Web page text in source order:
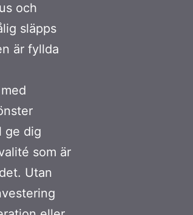
och
släpps
är fyllda
ge dig
som är
Utan